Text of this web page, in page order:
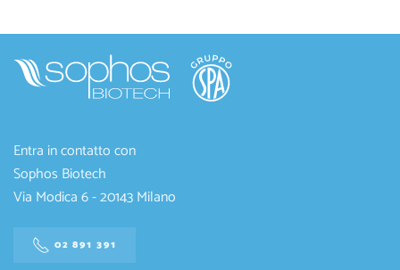
Entra in contatto con
Sophos Biotech
Via Modica 6 - 20143 Milano
02 891 391